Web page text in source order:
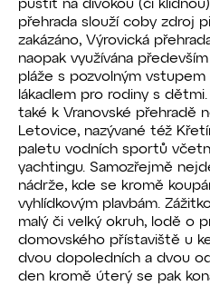
pustit na divokou (či
přehrada slouží coby zdroj
zakázáno, Výrovická
naopak využívána
pláže s pozvolným
lákadlem pro rodiny s
také k Vranovské přehradě
Letovice, nazývané též
paletu vodních sportů
yachtingu. Samozřejmě
nádrže, kde se kromě
vyhlídkovým plavbám.
malý či velký okruh, lodě o
domovského přístaviště u
dvou dopoledních a dvou
den kromě úterý se pak